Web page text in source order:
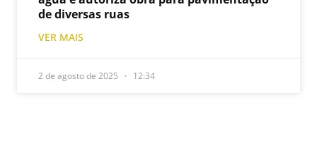
de diversas ruas
VER MAIS
2 de agosto de 2025 12:34